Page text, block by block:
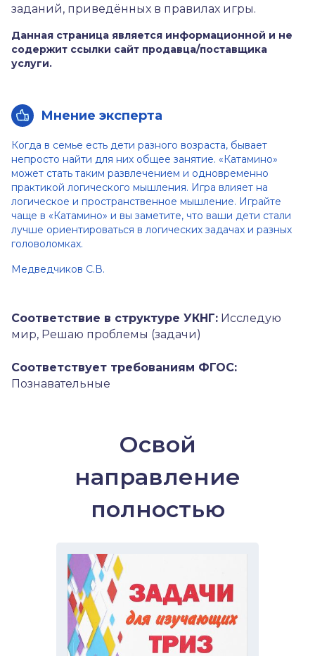
заданий, приведённых в правилах игры.
Данная страница является информационной и не
содержит ссылки сайт продавца/поставщика
услуги.
Мнение эксперта
Когда в семье есть дети разного возраста, бывает
непросто найти для них общее занятие. «Катамино»
может стать таким развлечением и одновременно
практикой логического мышления. Игра влияет на
логическое и пространственное мышление. Играйте
чаще в «Катамино» и вы заметите, что ваши дети стали
лучше ориентироваться в логических задачах и разных
головоломках.
Медведчиков С.В.
Соответствие в структуре УКНГ: Исследую
мир, Решаю проблемы (задачи)
Соответствует требованиям ФГОС:
Познавательные
Освой
направление
полностью